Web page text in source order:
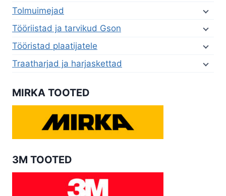
Tolmuimejad
Tööriistad ja tarvikud Gson
Tööristad plaatijatele
Traatharjad ja harjaskettad
MIRKA TOOTED
3M TOOTED